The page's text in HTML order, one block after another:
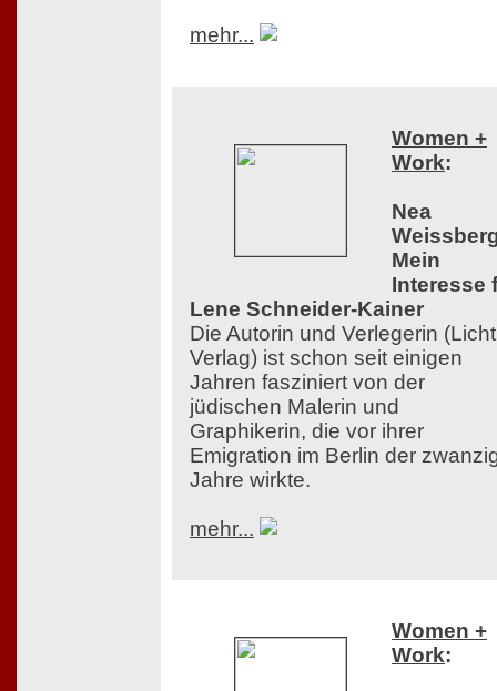
mehr...
Women +
Work:
Nea
Mein
Interesse
Lene Schneider-Kainer
Die Autorin und Verlegerin
Verlag) ist schon seit einigen
Jahren fasziniert von der
jüdischen Malerin und
Graphikerin, die vor ihrer
Emigration im Berlin der
Jahre wirkte.
mehr...
Women +
Work: